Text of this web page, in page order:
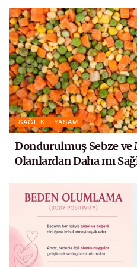
SAĞLIKLI YAŞAM
Dondurulmuş Sebze ve
Olanlardan Daha mı